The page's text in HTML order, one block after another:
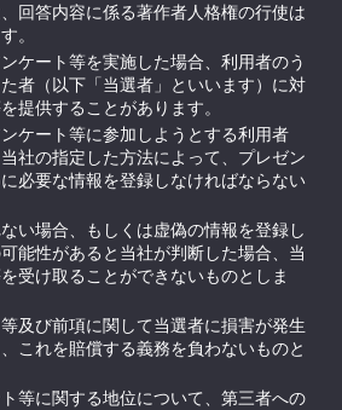
回答内容に係る著作者人格権の行使は
。
ケート等を実施した場合、利用者のう
者（以下「当選者」といいます）に対
提供することがあります。
ケート等に参加しようとする利用者
社の指定した方法によって、プレゼン
必要な情報を登録しなければならない
い場合、もしくは虚偽の情報を登録し
能性があると当社が判断した場合、当
受け取ることができないものとしま
及び前項に関して当選者に損害が発生
これを賠償する義務を負わないものと
等に関する地位について、第三者への